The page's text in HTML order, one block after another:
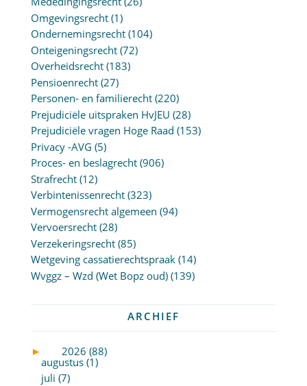
Omgevingsrecht(1)
Ondernemingsrecht(104)
Onteigeningsrecht(72)
Overheidsrecht(183)
Pensioenrecht(27)
Personen- en familierecht(220)
Prejudiciële uitspraken HvJEU (28)
Prejudiciële vragen Hoge Raad (153)
Privacy -AVG (5)
Proces- en beslagrecht(906)
Strafrecht(12)
Verbintenissenrecht(323)
Vermogensrecht algemeen (94)
Vervoersrecht(28)
Verzekeringsrecht(85)
Wetgeving cassatierechtspraak(14)
Wvggz – Wzd (Wet Bopz oud)(139)
ARCHIEF
►
2026 (88)
augustus (1)
juli (7)